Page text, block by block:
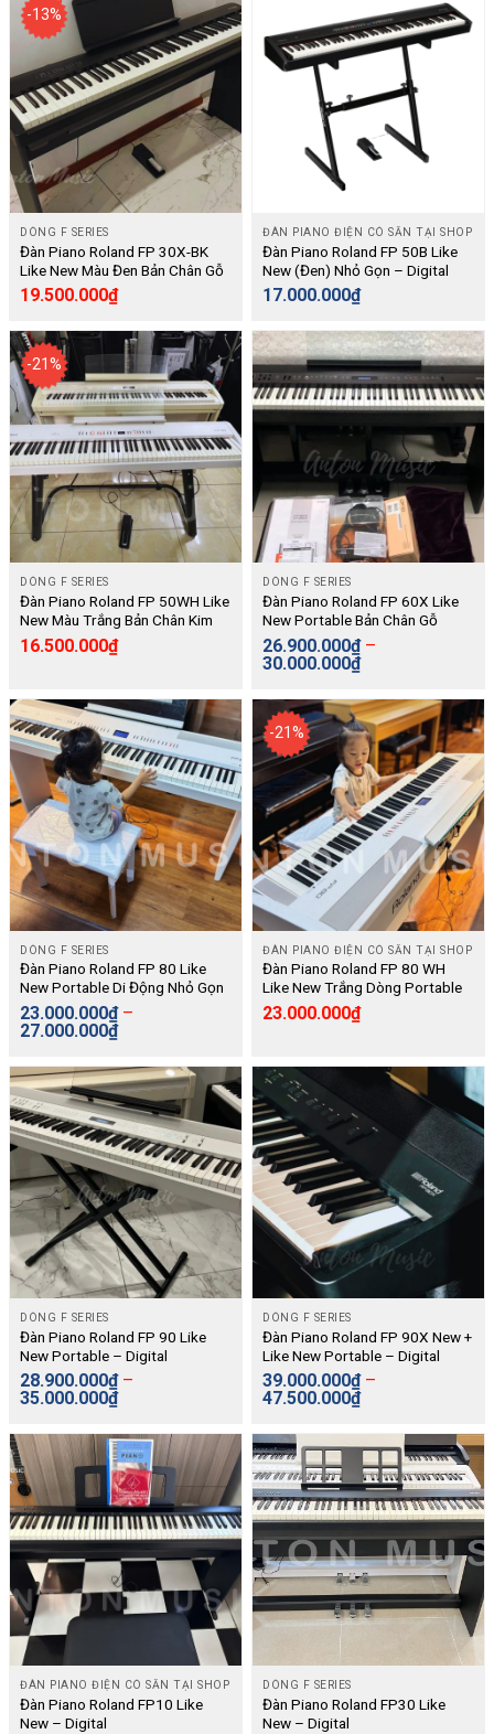
-13%
DÒNG F SERIES
Đàn Piano Roland FP 30X-BK
Like New Màu Đen Bản Chân Gỗ
(KSC-70) Và Pedal Rời Dòng
Portable Di Động – Digital
19.500.000₫
ĐÀN PIANO ĐIỆN CÓ SẴN TẠI SHOP
Đàn Piano Roland FP 50B Like
New (Đen) Nhỏ Gọn – Digital
17.000.000₫
-21%
DÒNG F SERIES
Đàn Piano Roland FP 50WH Like
New Màu Trắng Bản Chân Kim
Loại Và Pedal Rời Dòng
Portable Di Động – Digital
16.500.000₫
DÒNG F SERIES
Đàn Piano Roland FP 60X Like
New Portable Bản Chân Gỗ
(KSC-70) 3 Pedal (KPD-90) –
Digital
26.900.000₫–
30.000.000₫
DÒNG F SERIES
Đàn Piano Roland FP 80 Like
New Portable Di Động Nhỏ Gọn
– Bàn Phím Phủ Ngà – 4 Loa 2
Đường Tiếng – Cắm Mic Hát
Karaoke – Có Đệm Bè Tự Động
– Digital
23.000.000₫–
27.000.000₫
-21%
ĐÀN PIANO ĐIỆN CÓ SẴN TẠI SHOP
Đàn Piano Roland FP 80 WH
Like New Trắng Dòng Portable
Di Động – Digital
23.000.000₫
DÒNG F SERIES
Đàn Piano Roland FP 90 Like
New Portable – Digital
28.900.000₫–
35.000.000₫
DÒNG F SERIES
Đàn Piano Roland FP 90X New +
Like New Portable – Digital
39.000.000₫–
47.500.000₫
ĐÀN PIANO ĐIỆN CÓ SẴN TẠI SHOP
Đàn Piano Roland FP10 Like
New – Digital
DÒNG F SERIES
Đàn Piano Roland FP30 Like
New – Digital